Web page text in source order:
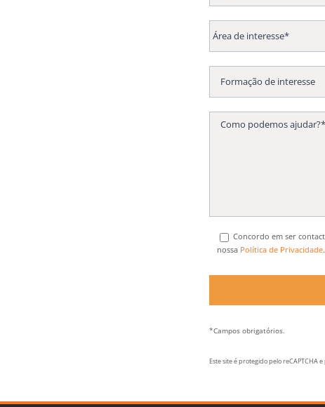
Concordo em ser
nossa Política de Privacidade.
*Campos obrigatórios.
Este site é protegido pelo reCAPTCHA